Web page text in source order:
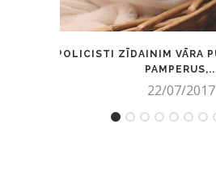
POLICISTI ZĪDAINIM VĀRA
22/07/2017